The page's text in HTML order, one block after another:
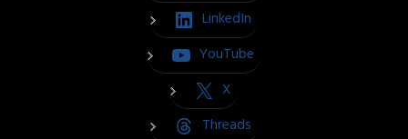
LinkedIn
YouTube
X
Threads